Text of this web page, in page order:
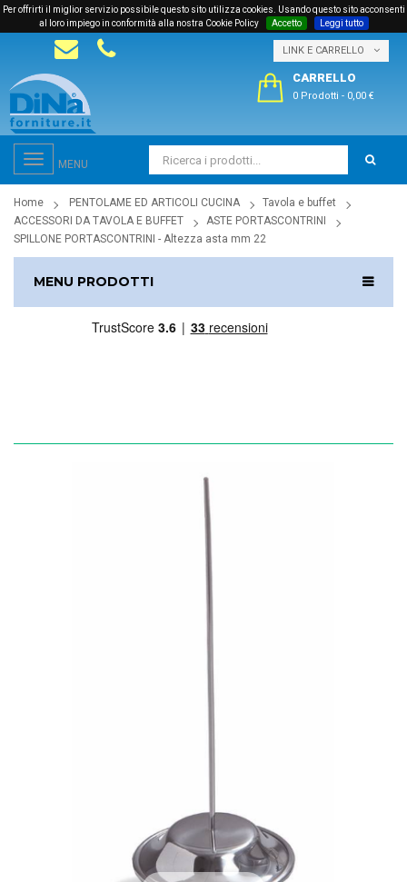
Per offrirti il miglior servizio possibile questo sito utilizza cookies. Usando questo sito acconsenti
al loro impiego in conformità alla nostra Cookie Policy
Accetto Leggi tutto
LINK E CARRELLO
CARRELLO
0 Prodotti - 0,00 €
Toggle
navigation
MENU
Home PENTOLAME ED ARTICOLI CUCINA
Tavola e buffet
ACCESSORI DA TAVOLA E BUFFET
ASTE PORTASCONTRINI
SPILLONE PORTASCONTRINI - Altezza asta mm 22
MENU PRODOTTI